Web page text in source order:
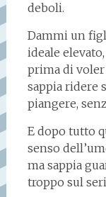
deboli.
Dammi un
ideale
prima di
sappia ridere
piangere,
E dopo tutto
senso
ma sappia
troppo sul